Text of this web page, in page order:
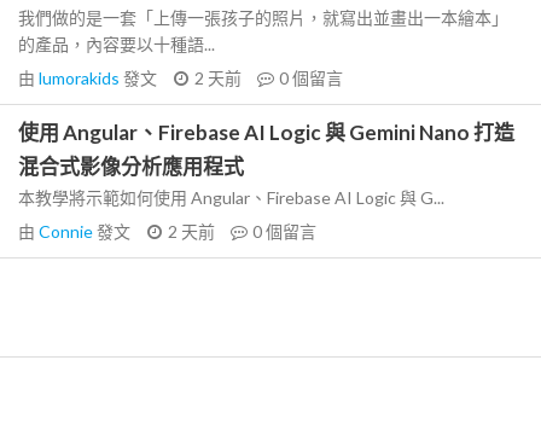
我們做的是一套「上傳一張孩子的照片，就寫出並畫出一本繪本」
的產品，內容要以十種語...
由 lumorakids 發文 2 天前 0個留言
使用 Angular、Firebase AI Logic 與 Gemini Nano 打造
混合式影像分析應用程式
本教學將示範如何使用 Angular、Firebase AI Logic 與 G...
由 Connie發文 2 天前 0個留言